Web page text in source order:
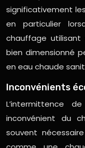
significativement
en particulier
chauffage utilisant
bien dimensionné
en eau chaude
Inconvénients
L’intermittence
inconvénient du
souvent